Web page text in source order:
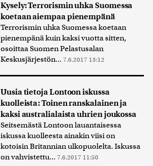
Kysely: Terrorismin uhka Suomessa
koetaan aiempaa pienempänä
Terrorismin uhka Suomessa koetaan
pienempänä kuin kaksi vuotta sitten,
osoittaa Suomen Pelastusalan
Keskusjärjestön... 7.6.2017 13:12
Uusia tietoja Lontoon iskussa
kuolleista: Toinen ranskalainen ja
kaksi australialaista uhrien joukossa
Seitsemästä Lontoon lauantaisessa
iskussa kuolleesta ainakin viisi on
kotoisin Britannian ulkopuolelta. Iskussa
on vahvistettu... 7.6.2017 11:50